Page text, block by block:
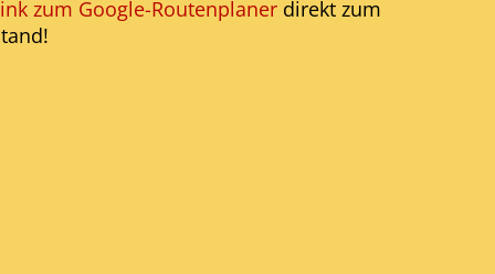
zum Google-Routenplaner direkt zum